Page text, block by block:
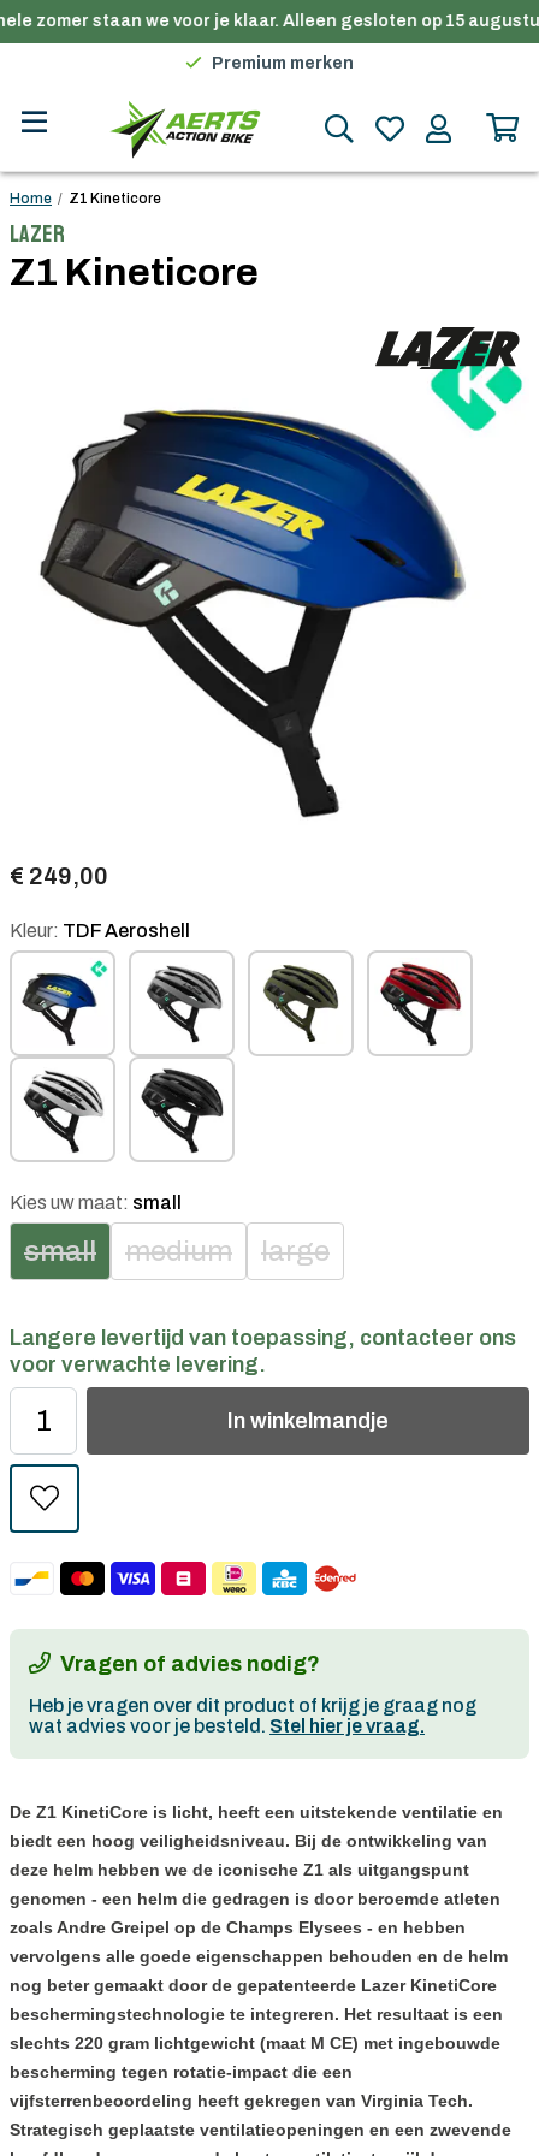
zomer staan we voor je klaar. Alleen gesloten op 15
Gratis verzending in België vanaf €100
Premium merken
Gratis verzending in België vanaf €100
Home / Z1 Kineticore
Lazer
Z1 Kineticore
€ 249,00
Kleur: TDF Aeroshell
Kies uw maat: small
small medium large
Langere levertijd van toepassing, contacteer ons
voor verwachte levering.
In winkelmandje
Vragen of advies nodig?
Heb je vragen over dit product of krijg je graag nog
wat advies voor je besteld. Stel hier je vraag.
De Z1 KinetiCore is licht, heeft een uitstekende ventilatie en
biedt een hoog veiligheidsniveau. Bij de ontwikkeling van
deze helm hebben we de iconische Z1 als uitgangspunt
genomen - een helm die gedragen is door beroemde atleten
zoals Andre Greipel op de Champs Elysees - en hebben
vervolgens alle goede eigenschappen behouden en de helm
nog beter gemaakt door de gepatenteerde Lazer KinetiCore
beschermingstechnologie te integreren. Het resultaat is een
slechts 220 gram lichtgewicht (maat M CE) met ingebouwde
bescherming tegen rotatie-impact die een
vijfsterrenbeoordeling heeft gekregen van Virginia Tech.
Strategisch geplaatste ventilatieopeningen en een zwevende